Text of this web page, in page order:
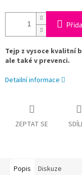
Tejp z vysoce kvalitní
ale také v prevenci.
Detailní informace
ZEPTAT SE
Popis Diskuze